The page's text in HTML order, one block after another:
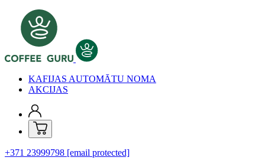
KAFIJAS AUTOMĀTU NOMA
AKCIJAS
+371 23999798 [email protected]